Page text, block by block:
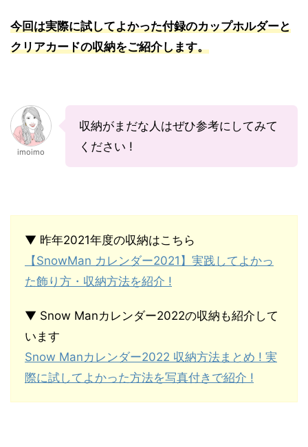
今回は実際に試してよかった付録のカップホルダーと
クリアカードの収納をご紹介します。
imoimo
収納がまだな人はぜひ参考にしてみて
ください !
▼ 昨年2021年度の収納はこちら
【SnowMan カレンダー2021】実践してよかっ
た飾り方・収納方法を紹介 !
▼ Snow Manカレンダー2022の収納も紹介して
います
Snow Manカレンダー2022 収納方法まとめ ! 実
際に試してよかった方法を写真付きで紹介 !